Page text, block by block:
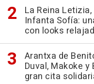
La Reina
Infanta Sofía:
con looks
Arantxa de
Duval, Makoke
gran cita